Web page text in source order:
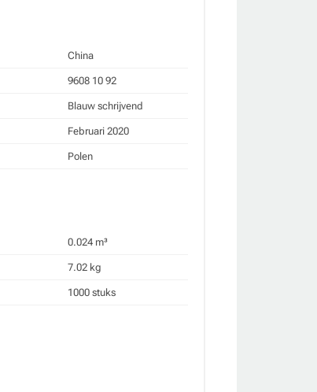
China
9608 10 92
Blauw schrijvend
Februari 2020
Polen
0.024 m³
7.02 kg
1000 stuks